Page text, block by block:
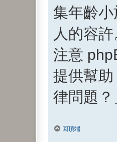
集年齡
人的容
注意
提供幫
律問題？
回頂端